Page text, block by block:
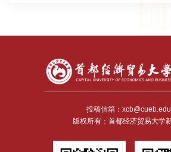
投稿信箱：
版权所有：首都经济贸易大学